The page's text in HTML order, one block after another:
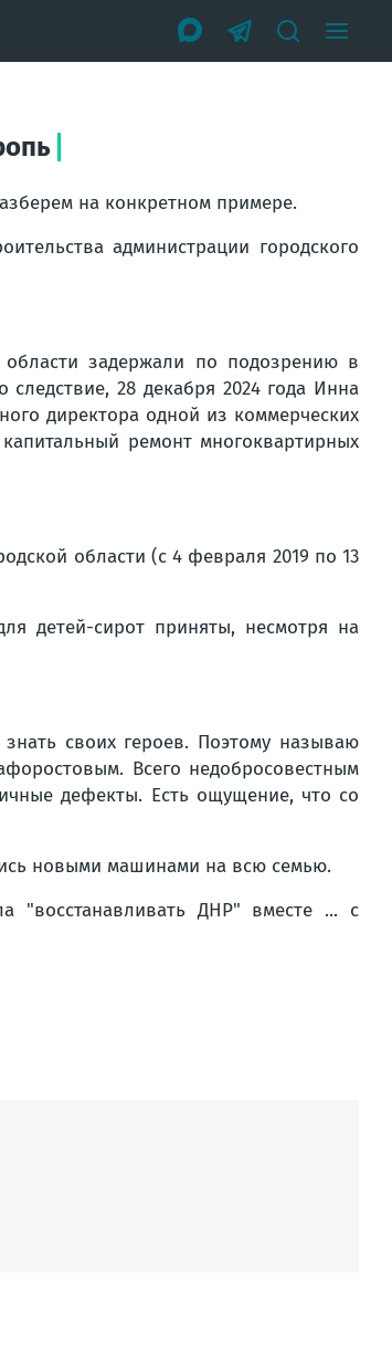
на конкретном примере.
администрации городского
области задержали по подозрению в
28 декабря 2024 года Инна
директора одной из коммерческих
ремонт многоквартирных
области (с 4 февраля 2019 по 13
детей-сирот приняты, несмотря на
своих героев. Поэтому называю
Всего недобросовестным
дефекты. Есть ощущение, что со
новыми машинами на всю семью.
"восстанавливать ДНР" вместе ... с